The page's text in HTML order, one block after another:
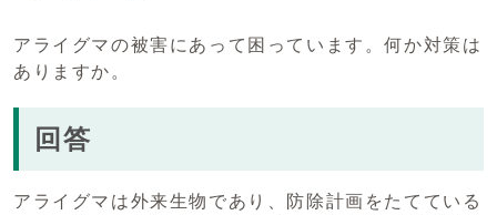
アライグマの被害にあって困っています。何か対策は
ありますか。
回答
アライグマは外来生物であり、防除計画をたてている